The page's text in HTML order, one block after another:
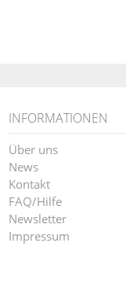
INFORMATIONEN
Über uns
News
Kontakt
FAQ/Hilfe
Newsletter
Impressum